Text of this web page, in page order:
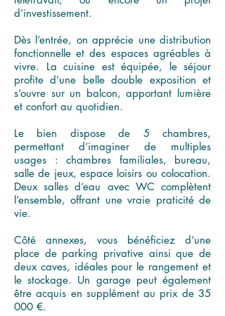
d’investissement.
Dès l’entrée, on apprécie une distribution
fonctionnelle et des espaces agréables à
vivre. La cuisine est équipée, le séjour
profite d’une belle double exposition et
s’ouvre sur un balcon, apportant lumière
et confort au quotidien.
Le bien dispose de 5 chambres,
permettant d’imaginer de multiples
usages : chambres familiales, bureau,
salle de jeux, espace loisirs ou colocation.
Deux salles d’eau avec WC complètent
l’ensemble, offrant une vraie praticité de
vie.
Côté annexes, vous bénéficiez d’une
place de parking privative ainsi que de
deux caves, idéales pour le rangement et
le stockage. Un garage peut également
être acquis en supplément au prix de 35
000 €.